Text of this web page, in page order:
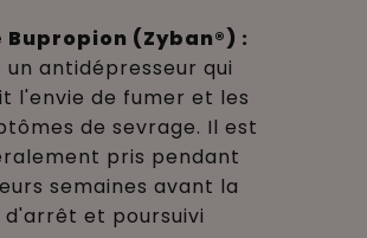
Bupropion (Zyban®) :
antidépresseur qui
l'envie de fumer et les
de sevrage. Il est
pris pendant
semaines avant la
et poursuivi